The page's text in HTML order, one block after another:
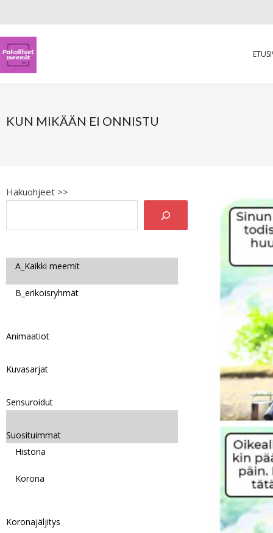
KUN MIKÄÄN EI ONNISTU
Hakuohjeet >>
A_Kaikki meemit
B_erikoisryhmät
Animaatiot
Kuvasarjat
Sensuroidut
Suosituimmat
Historia
Korona
Koronajäljitys